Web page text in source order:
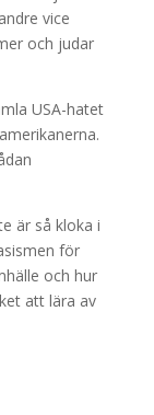
vice
och judar
USA-hatet
är så kloka i
för
och hur
att lära av